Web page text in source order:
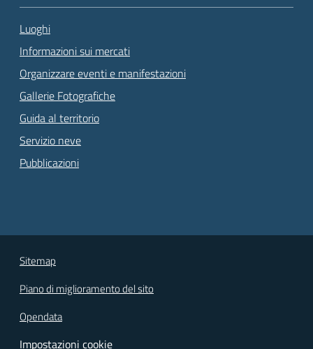
Luoghi
Informazioni sui mercati
Organizzare eventi e manifestazioni
Gallerie Fotografiche
Guida al territorio
Servizio neve
Pubblicazioni
Sitemap
Piano di miglioramento del sito
Opendata
Impostazioni cookie